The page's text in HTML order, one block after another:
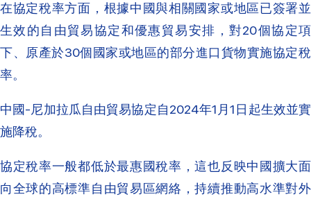
在協定稅率方面，根據中國與相關國家或地區已簽署並
生效的自由貿易協定和優惠貿易安排，對20個協定項
下、原產於30個國家或地區的部分進口貨物實施協定稅
率。
中國-尼加拉瓜自由貿易協定自2024年1月1日起生效並實
施降稅。
協定稅率一般都低於最惠國稅率，這也反映中國擴大面
向全球的高標準自由貿易區網絡，持續推動高水準對外